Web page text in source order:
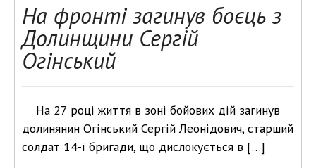
На фронті загинув боєць з
Долинщини Сергій
Огінський
На 27 році життя в зоні бойових дій загинув
долинянин Огінський Сергій Леонідович, старший
солдат 14-ї бригади, що дислокується в […]